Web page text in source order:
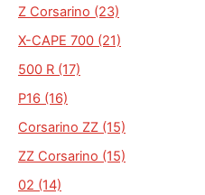
Z Corsarino (23)
X-CAPE 700 (21)
500 R (17)
P16 (16)
Corsarino ZZ (15)
ZZ Corsarino (15)
02 (14)